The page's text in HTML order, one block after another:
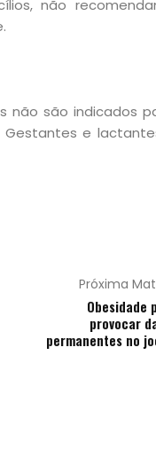
não
não são indicados
e
Próxima
Obesidade
provocar
permanentes no